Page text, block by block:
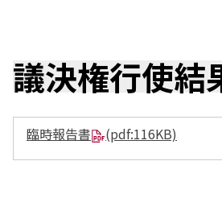
NAGASEグループのサステナビリティ
トップメッセージ
統合報告書
サステナビリティデータ集
議決権行使結
臨時報告書 (pdf:116KB)